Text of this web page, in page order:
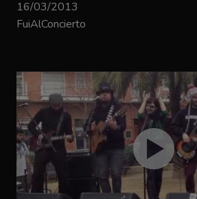
16/03/2013
FuiAlConcierto